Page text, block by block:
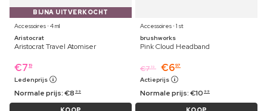
BIJNA UITVERKOCHT
Accessoires ⋅ 4 ml
Aristocrat
Aristocrat Travel Atomiser
€7 19
Ledenprijs
Normale prijs:€8 99
Accessoires ⋅ 1 st
brushworks
Pink Cloud Headband
€719 €697
Actieprijs
Normale prijs:€10 99